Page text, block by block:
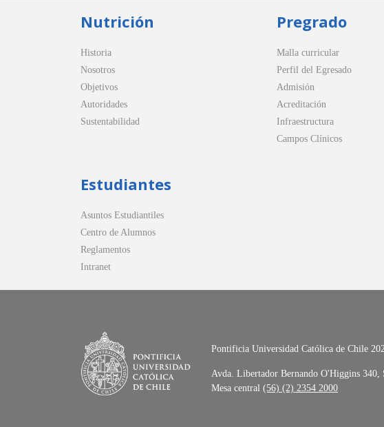
Nutrición
Historia
Nosotros
Objetivos
Autoridades
Sustentabilidad
Pregrado
Malla curricular
Perfil del Egresado
Admisión
Acreditación
Infraestructura
Campos Clínicos
Estudiantes
Asuntos Estudiantiles
Centro de Alumnos
Reglamentos
Intranet
Pontificia Universidad Católica de Chile
Avda. Libertador Bernando O'Higgins 340,
Mesa central (56) (2) 2354 2000